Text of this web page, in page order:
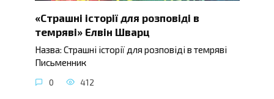
«Страшні історії для розповіді в
темряві» Елвін Шварц
Назва: Страшні історії для розповіді в темряві
Письменник
0 412